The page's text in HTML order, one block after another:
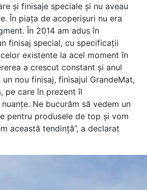
și finisaje speciale și nu aveau
În piața de acoperișuri nu era
În 2014 am adus în
finisaj special, cu specificații
existente la acel moment în
a crescut constant și anul
nou finisaj, finisajul GrandeMat,
pe care în prezent îl
Ne bucurăm să vedem un
pentru produsele de top și vom
această tendință”, a declarat